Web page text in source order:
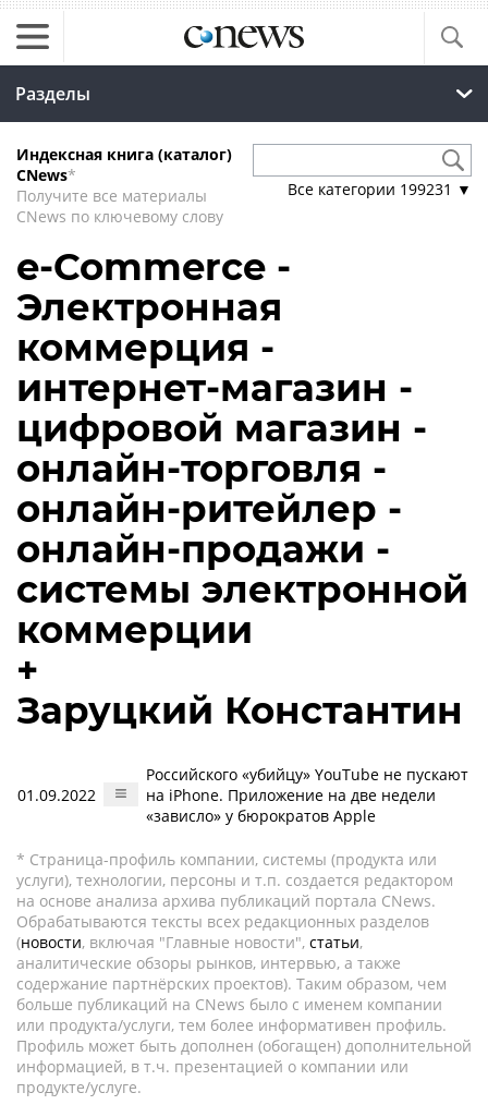
Разделы
Индексная книга (каталог)
CNews*
Получите все материалы
CNews по ключевому слову
Все категории 199231 ▼
e-Commerce -
Электронная
коммерция -
интернет-магазин -
цифровой магазин -
онлайн-торговля -
онлайн-ритейлер -
онлайн-продажи -
системы электронной
коммерции
+
Заруцкий Константин
01.09.2022
Российского «убийцу» YouTube не пускают
на iPhone. Приложение на две недели
«зависло» у бюрократов Apple
* Страница-профиль компании, системы (продукта или
услуги), технологии, персоны и т.п. создается редактором
на основе анализа архива публикаций портала CNews.
Обрабатываются тексты всех редакционных разделов
(новости, включая "Главные новости", статьи,
аналитические обзоры рынков, интервью, а также
содержание партнёрских проектов). Таким образом, чем
больше публикаций на CNews было с именем компании
или продукта/услуги, тем более информативен профиль.
Профиль может быть дополнен (обогащен) дополнительной
информацией, в т.ч. презентацией о компании или
продукте/услуге.